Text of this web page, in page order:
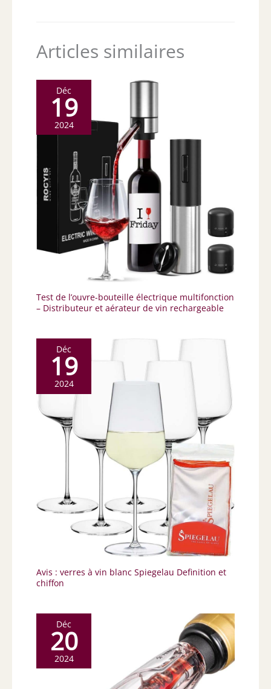
Articles similaires
Déc
19
2024
Test de l’ouvre-bouteille électrique multifonction
– Distributeur et aérateur de vin rechargeable
Déc
19
2024
Avis : verres à vin blanc Spiegelau Definition et
chiffon
Déc
20
2024